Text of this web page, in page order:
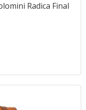
Radica Final